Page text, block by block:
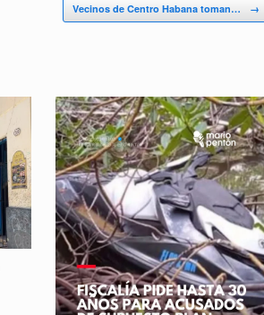
Vecinos de Centro Habana toman… →